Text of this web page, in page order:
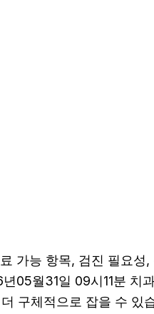
가능 항목, 검진 필요성
05월31일 09시11분 치
구체적으로 잡을 수 있